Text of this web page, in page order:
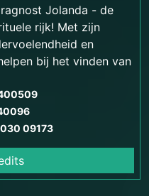
Jolanda - de
rijk! Met zijn
en
bij het vinden van
balans.
09173